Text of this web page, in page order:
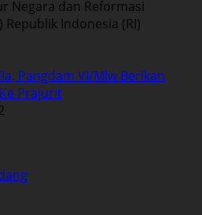
Negara dan Reformasi
Republik Indonesia (RI)
Pangdam VI/Mlw Berikan
Prajurit